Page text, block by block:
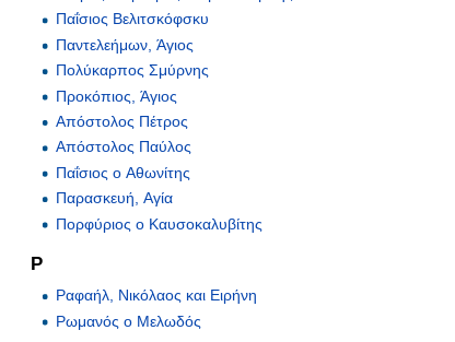
Παΐσιος Βελιτσκόφσκυ
Παντελεήμων, Άγιος
Πολύκαρπος Σμύρνης
Προκόπιος, Άγιος
Απόστολος Πέτρος
Απόστολος Παύλος
Παΐσιος ο Αθωνίτης
Παρασκευή, Αγία
Πορφύριος ο Καυσοκαλυβίτης
Ρ
Ραφαήλ, Νικόλαος και Ειρήνη
Ρωμανός ο Μελωδός